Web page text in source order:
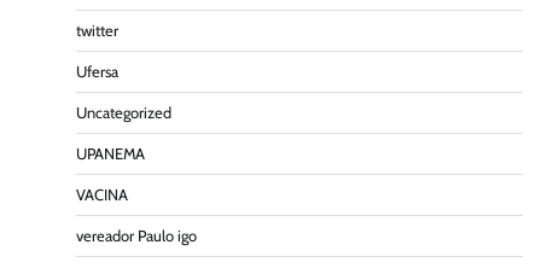
twitter
Ufersa
Uncategorized
UPANEMA
VACINA
vereador Paulo igo